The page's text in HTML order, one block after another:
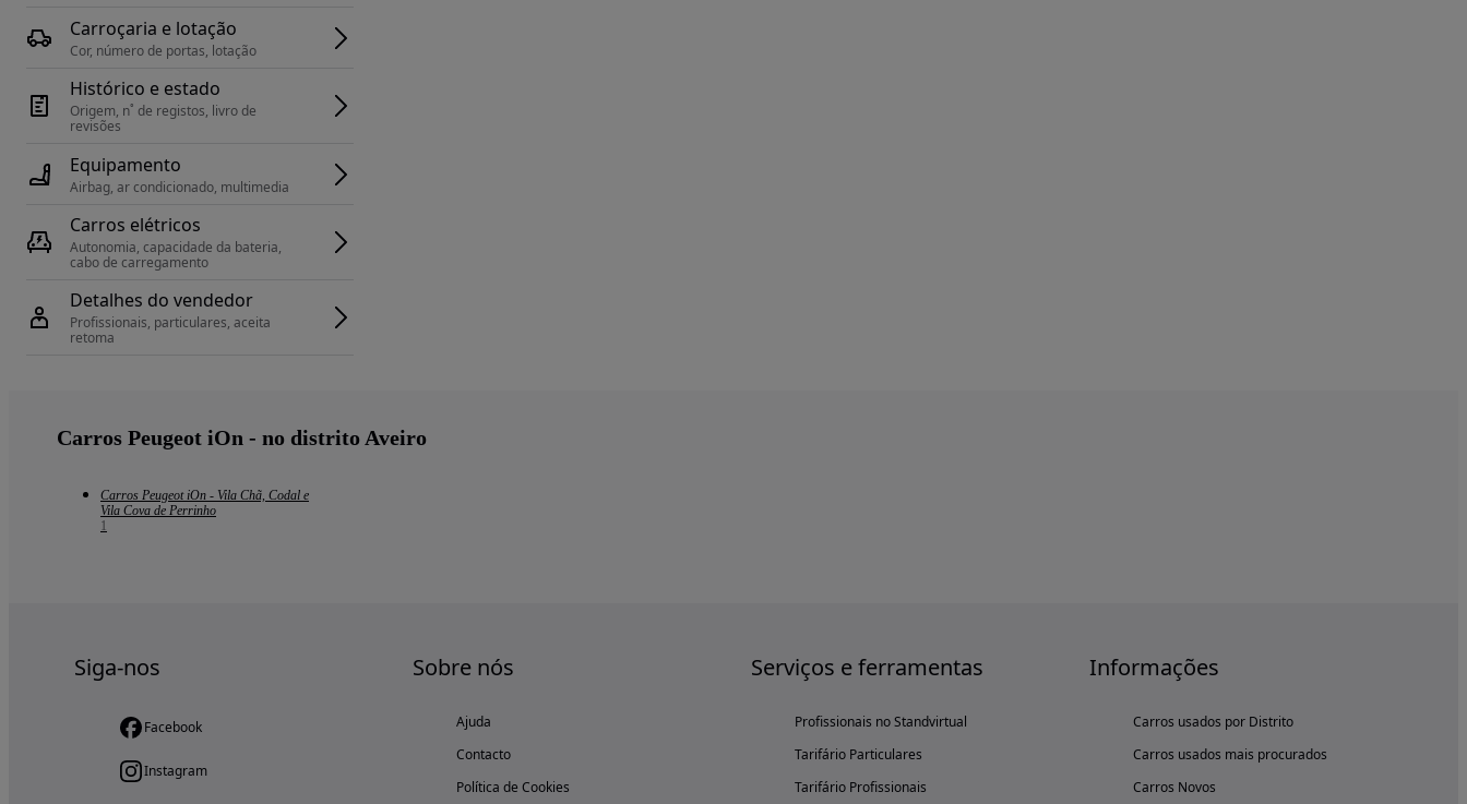
Carroçaria e lotação
Cor, número de portas, lotação
Histórico e estado
Origem, n˚ de registos, livro de
revisões
Equipamento
Airbag, ar condicionado, multimedia
Carros elétricos
Autonomia, capacidade da bateria,
cabo de carregamento
Detalhes do vendedor
Profissionais, particulares, aceita
retoma
Carros Peugeot iOn - no distrito Aveiro
Carros Peugeot iOn - Vila Chã, Codal e
Vila Cova de Perrinho
1
Siga-nos
Facebook
Instagram
Sobre nós
Ajuda
Contacto
Política de Cookies
Serviços e ferramentas
Profissionais no Standvirtual
Tarifário Particulares
Tarifário Profissionais
Informações
Carros usados por Distrito
Carros usados mais procurados
Carros Novos